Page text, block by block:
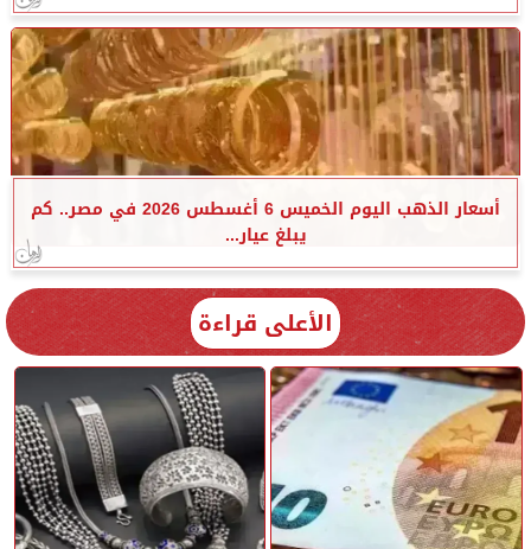
أسعار الذهب اليوم الخميس 6 أغسطس 2026 في مصر.. كم
يبلغ عيار...
الأعلى قراءة